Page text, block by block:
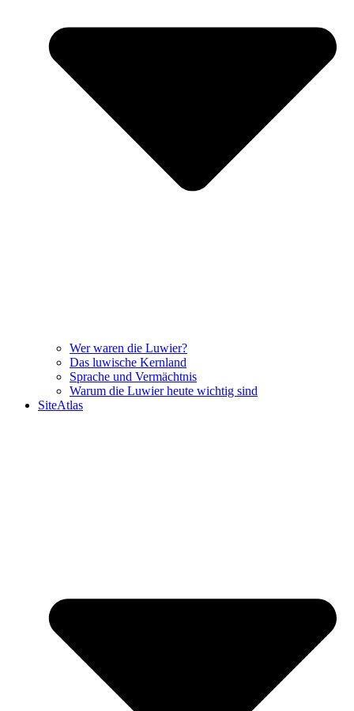
Wer waren die Luwier?
Das luwische Kernland
Sprache und Vermächtnis
Warum die Luwier heute wichtig sind
SiteAtlas